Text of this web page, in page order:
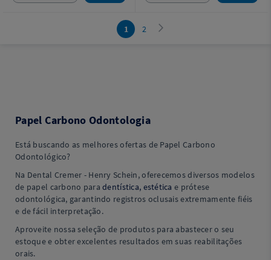
1 2
Papel Carbono Odontologia
Está buscando as melhores ofertas de Papel Carbono
Odontológico?
Na Dental Cremer - Henry Schein, oferecemos diversos modelos
de papel carbono paradentística, estética e prótese
odontológica, garantindo registros oclusais extremamente fiéis
e de fácil interpretação.
Aproveite nossa seleção de produtos para abastecer o seu
estoque e obter excelentes resultados em suas reabilitações
orais.